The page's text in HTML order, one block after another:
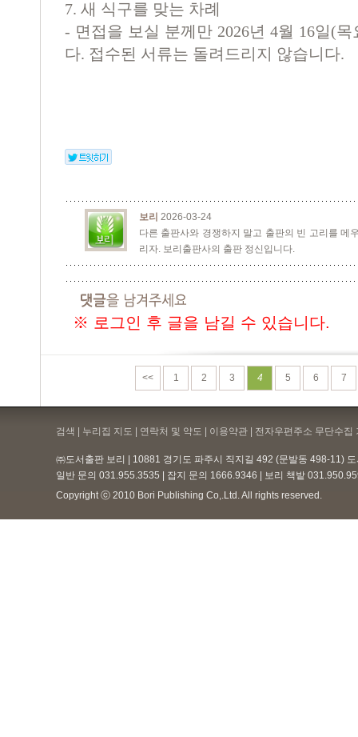
7. 새 식구를 맞는 차례
- 면접을 보실 분께만 2026년 4월 16일(
다. 접수된 서류는 돌려드리지 않습니다.
보리 2026-03-24
다른 출판사와 경쟁하지 말고 출판의 빈 고리를 메
리자. 보리출판사의 출판 정신입니다.
※ 로그인 후 글을 남길 수 있습니다.
<< 1 2 3 4 5 6 7
검색 | 누리집 지도 | 연락처 및 약도 | 이용약관 | 전자우편주소 무단수집
㈜도서출판 보리 | 10881 경기도 파주시 직지길 492 (문발동 498-11)
일반 문의 031.955.3535 | 잡지 문의 1666.9346 | 보리 책밭
Copyright ⓒ 2010 Bori Publishing Co,.Ltd. All rights reserved.